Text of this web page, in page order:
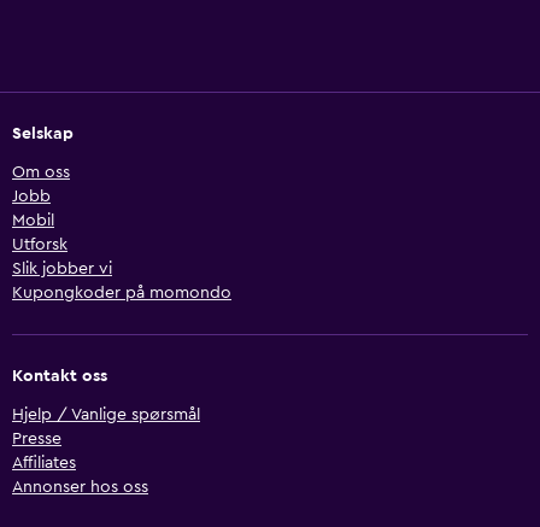
Selskap
Om oss
Jobb
Mobil
Utforsk
Slik jobber vi
Kupongkoder på momondo
Kontakt oss
Hjelp / Vanlige spørsmål
Presse
Affiliates
Annonser hos oss